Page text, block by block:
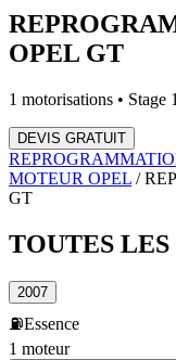
OPEL GT
1 motorisations • Stage
DEVIS GRATUIT
MOTEUR OPEL /
GT
TOUTES LES
2007
⛽Essence
1 moteur